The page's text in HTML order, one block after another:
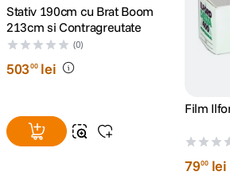
Stativ 190cm cu Brat Boom
213cm si Contragreutate
(0)
50300 lei
Film
7900 lei